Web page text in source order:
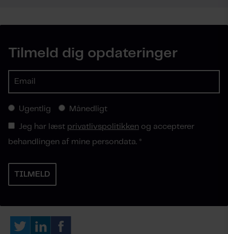
Tilmeld dig opdateringer
Ugentlig Månedligt
Jeg har læst privatlivspolitikken og accepterer
behandlingen af mine persondata. *